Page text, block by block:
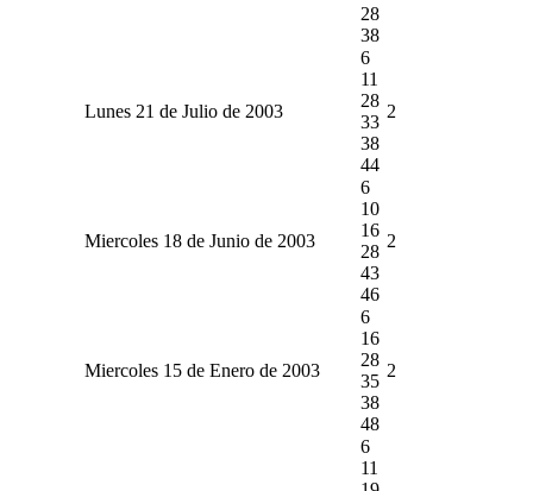
28
38
Lunes 21 de Julio de 2003
6
11
28
33
38
44
2
Miercoles 18 de Junio de 2003
6
10
16
28
43
46
2
Miercoles 15 de Enero de 2003
6
16
28
35
38
48
2
6
11